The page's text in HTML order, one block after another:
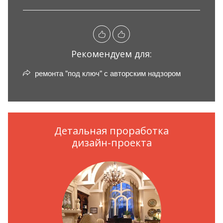
Рекомендуем для:
ремонта "под ключ" с авторским надзором
Детальная проработка
дизайн-проекта